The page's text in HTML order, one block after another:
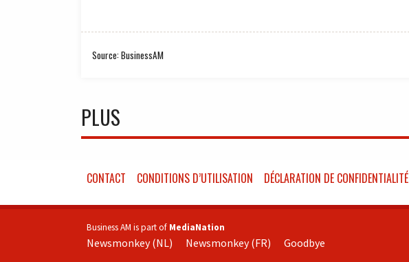
Source: BusinessAM
PLUS
CONTACT CONDITIONS D’UTILISATION DÉCLARATION DE CONFIDENTIALITÉ
Business AM is part of MediaNation
Newsmonkey (NL) Newsmonkey (FR) Goodbye